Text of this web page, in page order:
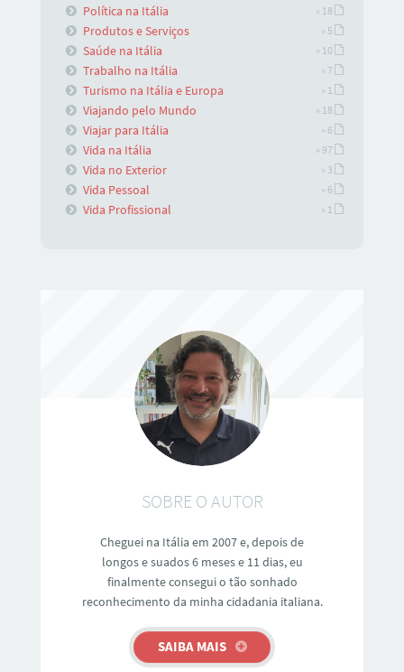
Política na Itália » 18
Produtos e Serviços » 5
Saúde na Itália » 10
Trabalho na Itália » 7
Turismo na Itália e Europa » 1
Viajando pelo Mundo » 18
Viajar para Itália » 6
Vida na Itália » 97
Vida no Exterior » 3
Vida Pessoal » 6
Vida Profissional » 1
SOBRE O AUTOR
Cheguei na Itália em 2007 e, depois de
longos e suados 6 meses e 11 dias, eu
finalmente consegui o tão sonhado
reconhecimento da minha cidadania italiana.
SAIBA MAIS